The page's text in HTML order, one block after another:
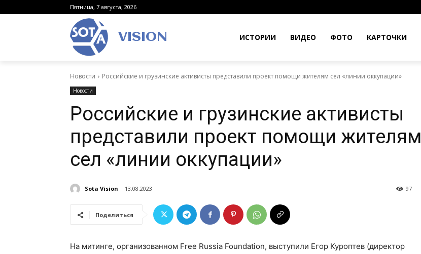
Пятница, 7 августа, 2026
VISION ИСТОРИИ ВИДЕО ФОТО КАРТОЧКИ
Новости Российские и грузинские активисты представили проект помощи жителям сел «линии оккупации»
Новости
Российские и грузинские активисты
представили проект помощи жителям
сел «линии оккупации»
Sota Vision 13.08.2023 97
Поделиться
На митинге, организованном Free Russia Foundation, выступили Егор Куроптев (директор